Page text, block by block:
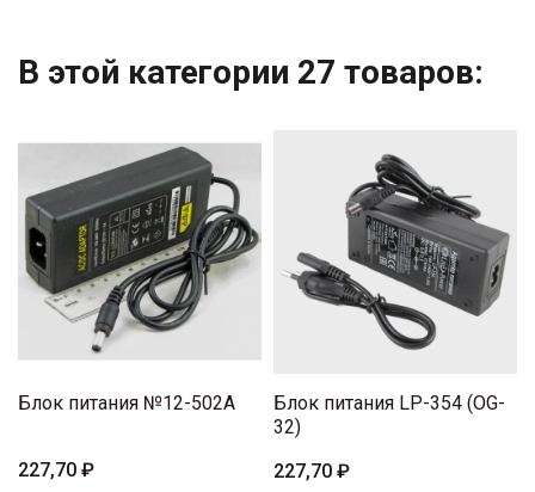
В этой категории 27 товаров:
Блок питания №12-502A
227,70 ₽
Блок питания LP-354 (OG-
32)
227,70 ₽